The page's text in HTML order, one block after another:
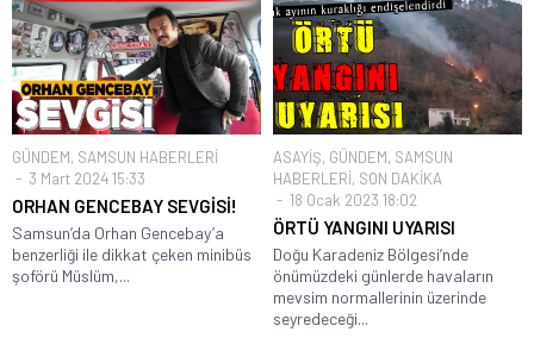
GÜNDEM, SAMSUN HABERLERİ
3 Mart 2024 15:33
ORHAN GENCEBAY SEVGİSİ!
Samsun’da Orhan Gencebay’a
benzerliği ile dikkat çeken minibüs
şoförü Müslüm,...
ASAYİŞ, GÜNDEM, SAMSUN
HABERLERİ, SON DAKİKA
18 Ocak 2023 18:02
ÖRTÜ YANGINI UYARISI
Doğu Karadeniz Bölgesi’nde
önümüzdeki günlerde havaların
mevsim normallerinin üzerinde
seyredeceği...